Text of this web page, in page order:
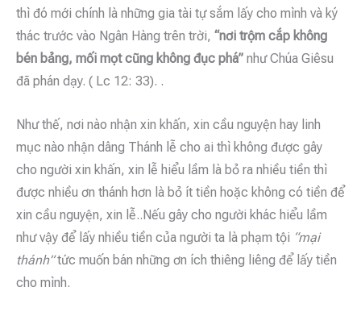
thì đó mới chính là những gia tài tự sắm lấy cho mình và ký
thác trước vào Ngân Hàng trên trời, “nơi trộm cắp không
bén bảng, mối mọt cũng không đục phá” như Chúa Giêsu
đã phán dạy. ( Lc 12: 33). .
Như thế, nơi nào nhận xin khấn, xin cầu nguyện hay linh
mục nào nhận dâng Thánh lễ cho ai thì không được gây
cho người xin khấn, xin lễ hiểu lầm là bỏ ra nhiều tiền thì
được nhiều ơn thánh hơn là bỏ ít tiền hoặc không có tiền để
xin cầu nguyện, xin lễ..Nếu gây cho người khác hiểu lầm
như vậy để lấy nhiều tiền của người ta là phạm tội “mại
thánh”tức muốn bán những ơn ích thiêng liêng để lấy tiền
cho mình.